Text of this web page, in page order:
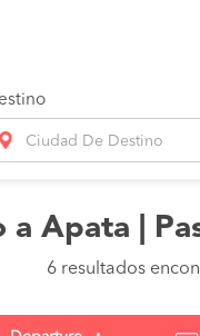
Ciudad De Destino
a Apata |
6 resultados